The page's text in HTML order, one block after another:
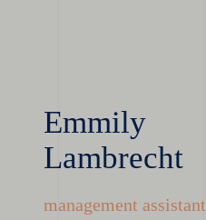
Emmily
Lambrecht
management assistant